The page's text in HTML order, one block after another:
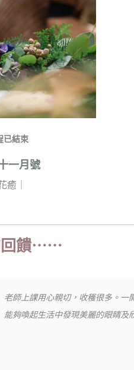
已結束
一月號
癒｜
回饋⋯⋯
老師上課用心親切，收穫很多。一
能夠喚起生活中發現美麗的眼睛及